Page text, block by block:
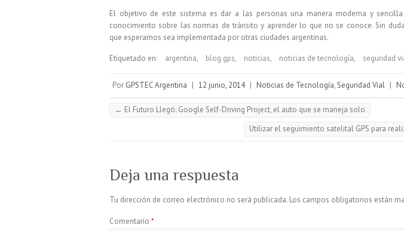
El objetivo de este sistema es dar a las personas una manera moderna y
conocimiento sobre las normas de tránsito y aprender lo que no se conoce. Sin
que esperamos sea implementada por otras ciudades argentinas.
Etiquetado en: argentina, blog gps, noticias, noticias de tecnología, seguridad
Por GPSTEC Argentina | 12 junio, 2014 | Noticias de Tecnología,Seguridad Vial |
← El Futuro Llegó: Google Self-Driving Project, el auto que se maneja solo
Utilizar el seguimiento satelital GPS para
Deja una respuesta
Tu dirección de correo electrónico no será publicada. Los campos obligatorios están
Comentario *